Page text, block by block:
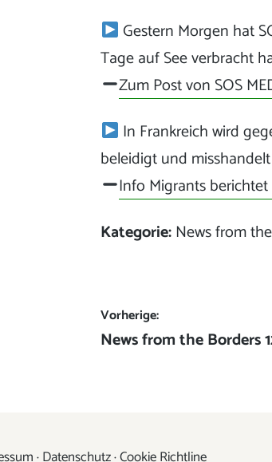
Gestern Morgen hat
Tage auf See verbracht
Zum Post von SOS
In Frankreich wird
beleidigt und
Info Migrants berichtet
Kategorie:News from
Beitrags-
Navigation
Vorherige:
Vorheriger
News from the Borders
·Datenschutz·Cookie Richtline